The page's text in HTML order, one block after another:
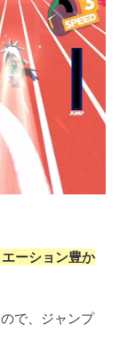
ーション豊か
で、ジャンプ